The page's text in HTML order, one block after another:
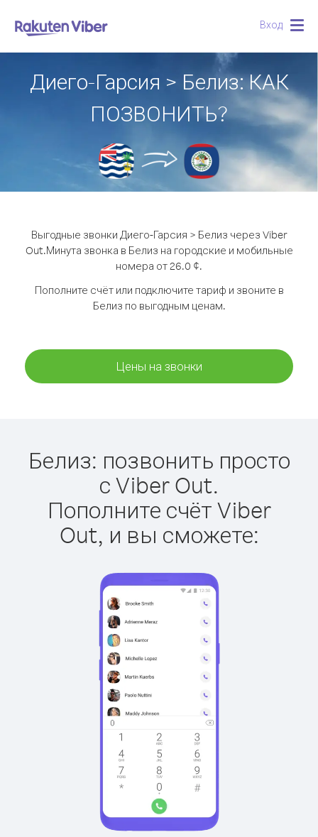
Вход
Диего-Гарсия > Белиз: КАК
ПОЗВОНИТЬ?
Выгодные звонки Диего-Гарсия > Белиз через Viber
Out.Минута звонка в Белиз на городские и мобильные
номера от 26.0 ¢.
Пополните счёт или подключите тариф и звоните в
Белиз по выгодным ценам.
Цены на звонки
Белиз: позвонить просто
с Viber Out.
Пополните счёт Viber
Out, и вы сможете: